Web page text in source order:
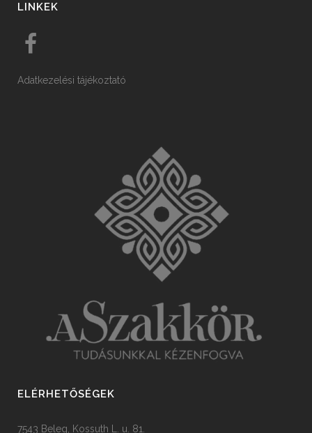
LINKEK
Adatkezelési tájékoztató
ELÉRHETŐSÉGEK
7543 Beleg, Kossuth L. u. 81.